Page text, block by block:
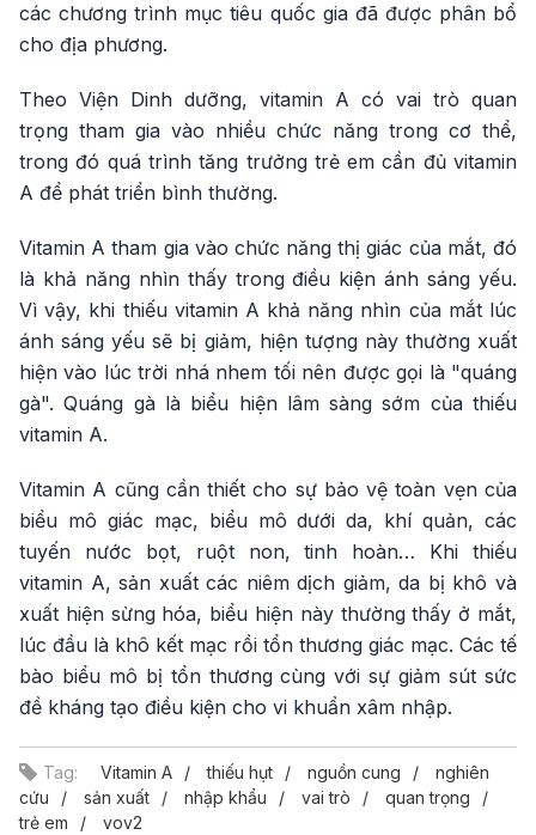
các chương trình mục tiêu quốc gia đã được phân bổ
cho địa phương.
Theo Viện Dinh dưỡng, vitamin A có vai trò quan
trọng tham gia vào nhiều chức năng trong cơ thể,
trong đó quá trình tăng trưởng trẻ em cần đủ vitamin
A để phát triển bình thường.
Vitamin A tham gia vào chức năng thị giác của mắt, đó
là khả năng nhìn thấy trong điều kiện ánh sáng yếu.
Vì vậy, khi thiếu vitamin A khả năng nhìn của mắt lúc
ánh sáng yếu sẽ bị giảm, hiện tượng này thường xuất
hiện vào lúc trời nhá nhem tối nên được gọi là "quáng
gà". Quáng gà là biểu hiện lâm sàng sớm của thiếu
vitamin A.
Vitamin A cũng cần thiết cho sự bảo vệ toàn vẹn của
biểu mô giác mạc, biểu mô dưới da, khí quản, các
tuyến nước bọt, ruột non, tinh hoàn… Khi thiếu
vitamin A, sản xuất các niêm dịch giảm, da bị khô và
xuất hiện sừng hóa, biểu hiện này thường thấy ở mắt,
lúc đầu là khô kết mạc rồi tổn thương giác mạc. Các tế
bào biểu mô bị tổn thương cùng với sự giảm sút sức
đề kháng tạo điều kiện cho vi khuẩn xâm nhập.
Tag: Vitamin A thiếu hụt nguồn cung
nghiên
cứu
sản xuất nhập khẩu vai trò
quan trọng
trẻ em
vov2